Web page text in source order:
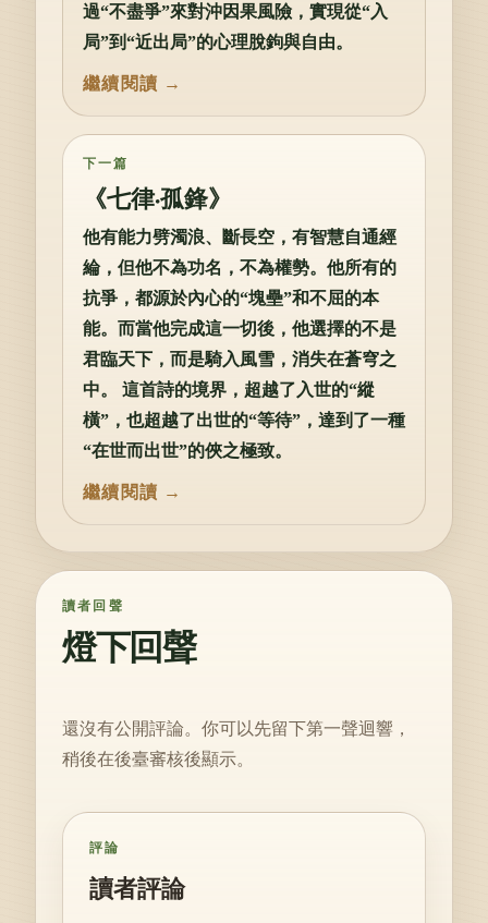
過“不盡爭”來對沖因果風險，實現從“入
局”到“近出局”的心理脫鉤與自由。
下一篇
《七律·孤鋒》
他有能力劈濁浪、斷長空，有智慧自通經
綸，但他不為功名，不為權勢。他所有的
抗爭，都源於內心的“塊壘”和不屈的本
能。而當他完成這一切後，他選擇的不是
君臨天下，而是騎入風雪，消失在蒼穹之
中。 這首詩的境界，超越了入世的“縱
橫”，也超越了出世的“等待”，達到了一種
“在世而出世”的俠之極致。
讀者回聲
燈下回聲
還沒有公開評論。你可以先留下第一聲迴響，
稍後在後臺審核後顯示。
評論
讀者評論